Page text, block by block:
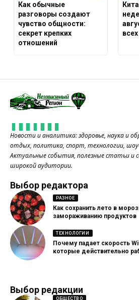
Как обычные
разговоры создают
чувство общности:
секрет крепких
отношений
Новости и аналитика: здоровье, наука и
отдых, политика, спорт, технологии, шоу-
Актуальные события, полезные статьи и
широкой аудитории.
Выбор редактора
РАЗНОЕ
Как сохранить лето в
замораживанию продуктов
ТЕХНОЛОГИИ
Почему падает скорость
которые действительно
Выбор редакции
ОБЩЕСТВО